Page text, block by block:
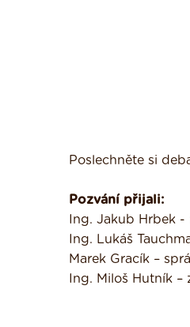
Poslechněte si
Pozvání přijali:
Ing. Jakub Hrbek
Ing. Lukáš
Marek Gracík –
Ing. Miloš Hutník